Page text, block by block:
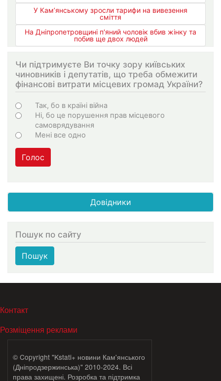
У Кам’янському зросли тарифи на вивезення
сміття
На Дніпропетровщині п'яний чоловік вбив жінку та
побив ще двох людей
Чи підтримуєте Ви точку зору київських
чиновників і депутатів, що треба обмежити
фінансові витрати місцевих громад України?
Варіанти
Так, бо в країні війна
Ні, бо це порушення прав місцевого
самоврядування
Мені все одно
Голос
Довідники
Пошук по сайту
Пошук
МЕНЮ В ПОДВАЛЕ
Контакт
Розміщення реклами
© Copyright "Kstati+ новини Кам'янського
(Дніпродзержинська)" 2010-2024. Всі
права захищені. Розробка та підтримка